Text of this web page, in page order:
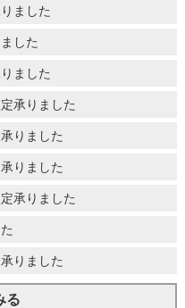
ました
した
ました
承りました
りました
りました
承りました
りました
る